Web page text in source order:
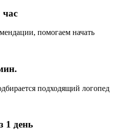
час
помогаем начать
подходящий логопед
1 день